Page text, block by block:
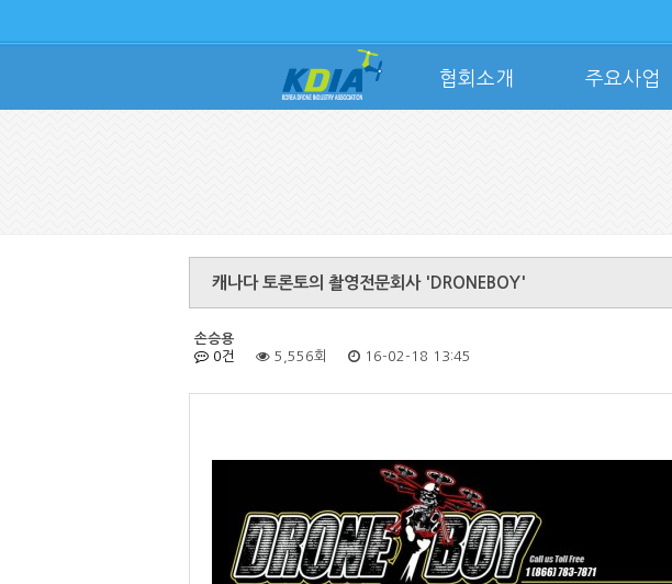
협회소개 주요사업
캐나다 토론토의 촬영전문회사 'DRONEBOY'
손승용
0건
5,556회 16-02-18 13:45